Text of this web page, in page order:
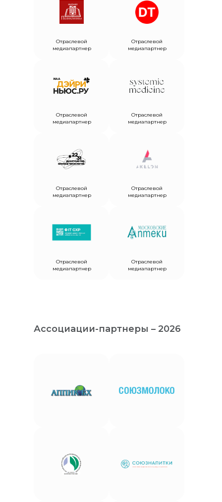
Отраслевой
медиапартнер
Отраслевой
медиапартнер
Отраслевой
медиапартнер
Отраслевой
медиапартнер
Отраслевой
медиапартнер
Отраслевой
медиапартнер
Отраслевой
медиапартнер
Отраслевой
медиапартнер
Ассоциации-партнеры – 2026